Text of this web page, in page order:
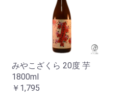
みやこざくら 20度 芋
1800ml
￥1,795